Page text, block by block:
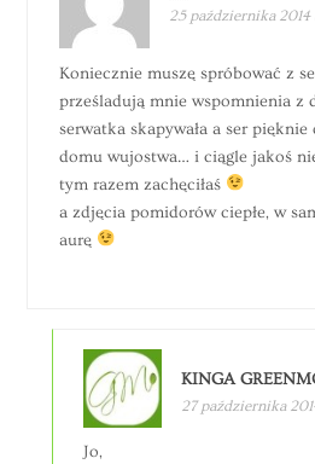
25 października 2014
Koniecznie muszę spróbować z
prześladują mnie wspomnienia z
serwatka skapywała a ser pięknie
domu wujostwa… i ciągle jakoś
tym razem zachęciłaś
a zdjęcia pomidorów ciepłe, w
aurę
KINGA
27 października
Jo,